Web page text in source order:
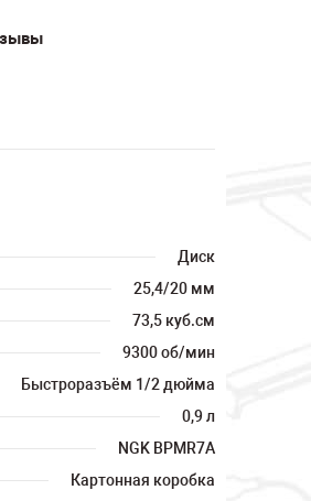
Диск
25,4/20 мм
73,5 куб.см
9300 об/мин
Быстроразъём 1/2 дюйма
0,9 л
NGK BPMR7A
Картонная коробка